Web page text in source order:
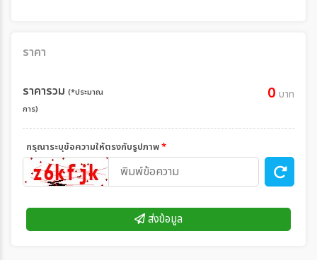
ราคา
ราคารวม (*ประมาณ
การ)
0 บาท
กรุณาระบุข้อความให้ตรงกับรูปภาพ*
ส่งข้อมูล